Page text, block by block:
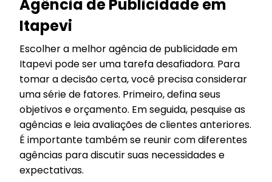
Agência de Publicidade em
Itapevi
Escolher a melhor agência de publicidade em
Itapevi pode ser uma tarefa desafiadora. Para
tomar a decisão certa, você precisa considerar
uma série de fatores. Primeiro, defina seus
objetivos e orçamento. Em seguida, pesquise as
agências e leia avaliações de clientes anteriores.
É importante também se reunir com diferentes
agências para discutir suas necessidades e
expectativas.